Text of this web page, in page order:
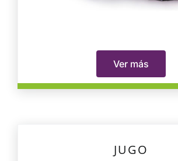
Ver más
JUGO